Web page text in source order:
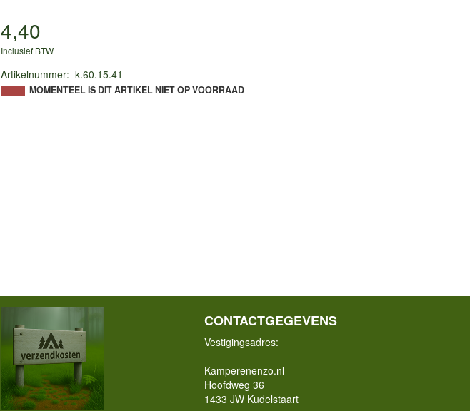
4,40
Inclusief BTW
Artikelnummer: k.60.15.41
MOMENTEEL IS DIT ARTIKEL NIET OP VOORRAAD
CONTACTGEGEVENS
Vestigingsadres:
Kamperenenzo.nl
Hoofdweg 36
1433 JW Kudelstaart